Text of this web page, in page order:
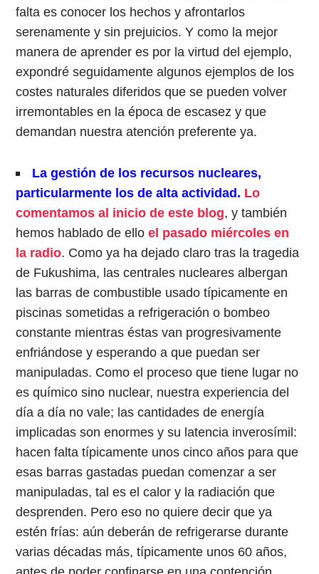
falta es conocer los hechos y afrontarlos
serenamente y sin prejuicios. Y como la mejor
manera de aprender es por la virtud del ejemplo,
expondré seguidamente algunos ejemplos de los
costes naturales diferidos que se pueden volver
irremontables en la época de escasez y que
demandan nuestra atención preferente ya.
La gestión de los recursos nucleares,
particularmente los de alta actividad. Lo
comentamos al inicio de este blog, y también
hemos hablado de elloel pasado miércoles en
la radio. Como ya ha dejado claro tras la tragedia
de Fukushima, las centrales nucleares albergan
las barras de combustible usado típicamente en
piscinas sometidas a refrigeración o bombeo
constante mientras éstas van progresivamente
enfriándose y esperando a que puedan ser
manipuladas. Como el proceso que tiene lugar no
es químico sino nuclear, nuestra experiencia del
día a día no vale; las cantidades de energía
implicadas son enormes y su latencia inverosímil:
hacen falta típicamente unos cinco años para que
esas barras gastadas puedan comenzar a ser
manipuladas, tal es el calor y la radiación que
desprenden. Pero eso no quiere decir que ya
estén frías: aún deberán de refrigerarse durante
varias décadas más, típicamente unos 60 años,